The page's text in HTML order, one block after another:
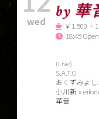
wed
by 華
￥1.500 +
18:45
(Live)
S.A.T.O
おくずみよ
小川新 x
華音